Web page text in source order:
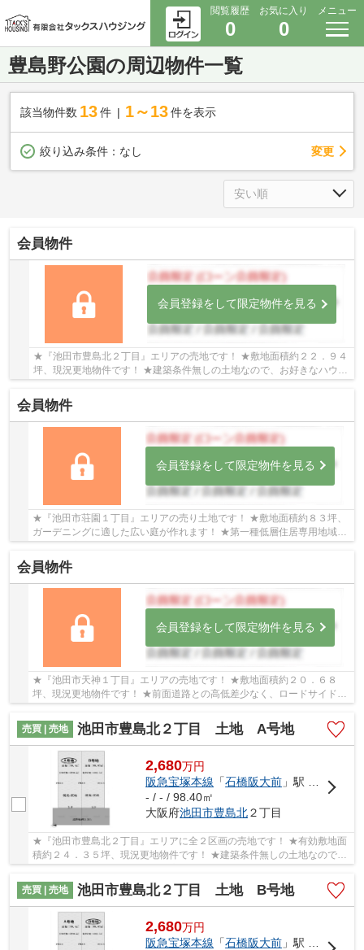
閲覧履歴
0
お気に入り
0
メニュー
豊島野公園の周辺物件一覧
該当物件数 13件 1～13 件を表示
絞り込み条件： なし 変更
会員物件
会員登録をして限定物件を見る
★『池田市豊島北２丁目』エリアの売地です！ ★敷地面積約２２．９４
坪、現況更地物件です！ ★建築条件無しの土地なので、お好きなハウス
会員物件
会員登録をして限定物件を見る
★『池田市荘園１丁目』エリアの売り土地です！ ★敷地面積約８３坪、
ガーデニングに適した広い庭が作れます！ ★第一種低層住居専用地域の
会員物件
会員登録をして限定物件を見る
★『池田市天神１丁目』エリアの売地です！ ★敷地面積約２０．６８
坪、現況更地物件です！ ★前面道路との高低差少なく、ロードサイド沿
いの物件です！ ★建築条件無しの土地なので、お好...
売買 | 売地
池田市豊島北２丁目 土地 A号地
2,680万円
阪急宝塚本線 「石橋阪大前 」駅 徒歩15分
- / - / 98.40㎡
大阪府池田市豊島北２丁目
★『池田市豊島北２丁目』エリアに全２区画の売地です！ ★有効敷地面
積約２４．３５坪、現況更地物件です！ ★建築条件無しの土地なので、
売買 | 売地
池田市豊島北２丁目 土地 B号地
2,680万円
阪急宝塚本線 「石橋阪大前 」駅 徒歩15分